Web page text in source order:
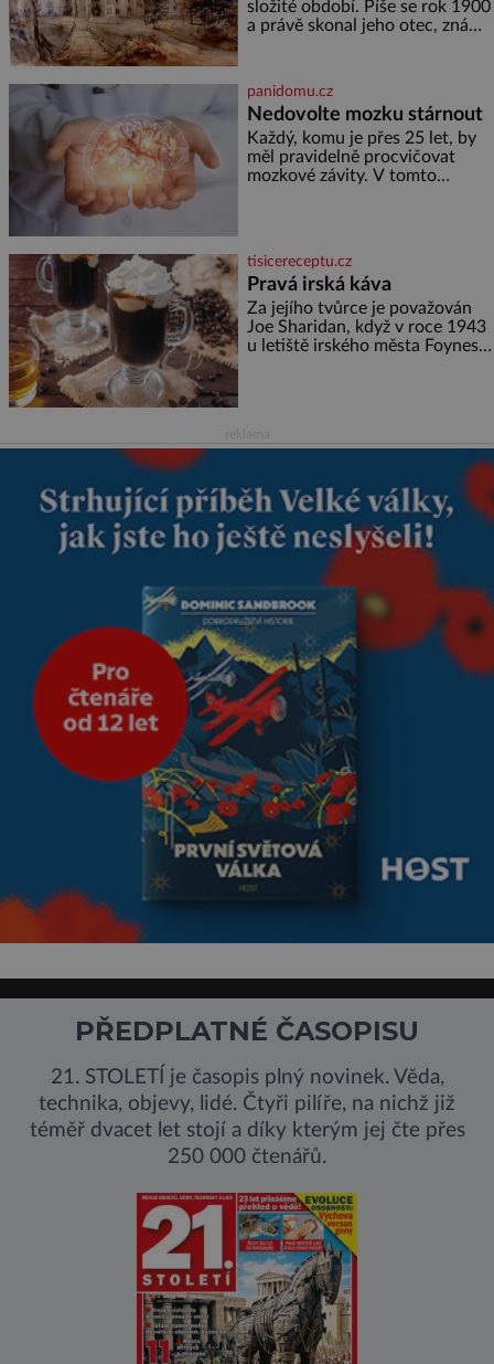
o mnoho let později hrobku
složité období. Píše se rok 1900
a právě skonal jeho otec, známý
ale doprovázena ohromným
dědictvím
panidomu.cz
Nedovolte mozku stárnout
Každý, komu je přes 25 let, by
měl pravidelně procvičovat
mozkové závity. V tomto
marně v paměti lovíte název
knížky, kterou jste nedávno
přečetli. Je to opravdu tak, s
věkem jako kdyby se paměť
rozhodla stávkovat. Cvičte
tisicereceptu.cz
Pravá irská káva
Za jejího tvůrce je považován
Joe Sharidan, když v roce 1943
u letiště irského města Foynes
PŘEDPLATNÉ ČASOPISU
21. STOLETÍ je časopis plný novinek. Věda,
technika, objevy, lidé. Čtyři pilíře, na nichž již
téměř dvacet let stojí a díky kterým jej čte přes
250 000 čtenářů.